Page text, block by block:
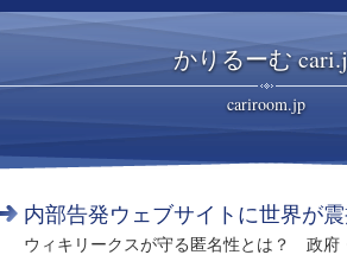
かりるーむ
cariroom.jp
内部告発ウェブサイトに世界が震
ウィキリークスが守る匿名性とは？ 政府